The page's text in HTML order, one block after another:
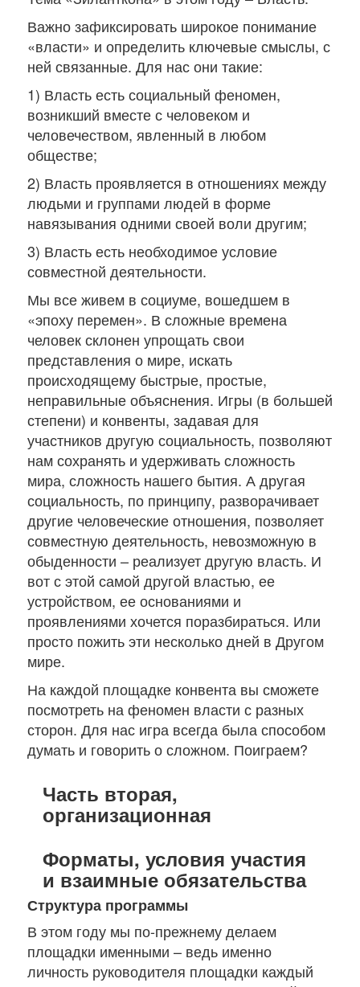
Важно зафиксировать широкое понимание
«власти» и определить ключевые смыслы, с
ней связанные. Для нас они такие:
1) Власть есть социальный феномен,
возникший вместе с человеком и
человечеством, явленный в любом
обществе;
2) Власть проявляется в отношениях между
людьми и группами людей в форме
навязывания одними своей воли другим;
3) Власть есть необходимое условие
совместной деятельности.
Мы все живем в социуме, вошедшем в
«эпоху перемен». В сложные времена
человек склонен упрощать свои
представления о мире, искать
происходящему быстрые, простые,
неправильные объяснения. Игры (в большей
степени) и конвенты, задавая для
участников другую социальность, позволяют
нам сохранять и удерживать сложность
мира, сложность нашего бытия. А другая
социальность, по принципу, разворачивает
другие человеческие отношения, позволяет
совместную деятельность, невозможную в
обыденности – реализует другую власть. И
вот с этой самой другой властью, ее
устройством, ее основаниями и
проявлениями хочется поразбираться. Или
просто пожить эти несколько дней в Другом
мире.
На каждой площадке конвента вы сможете
посмотреть на феномен власти с разных
сторон. Для нас игра всегда была способом
думать и говорить о сложном. Поиграем?
Часть вторая,
организационная
Форматы, условия участия
и взаимные обязательства
Структура программы
В этом году мы по-прежнему делаем
площадки именными – ведь именно
личность руководителя площадки каждый